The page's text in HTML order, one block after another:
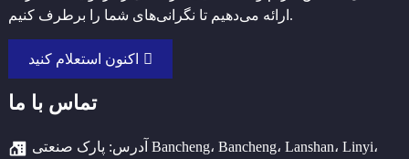
ارائه می‌دهیم تا نگرانی‌های شما را برطرف کنیم.
اکنون استعلام کنید
تماس با ما
آدرس: پارک صنعتی Bancheng، Bancheng، Lanshan، Linyi،